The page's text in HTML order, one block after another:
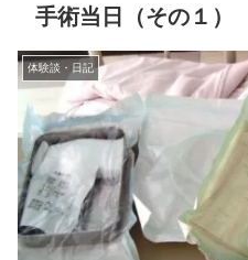
手術当日（その１）
体験談・日記